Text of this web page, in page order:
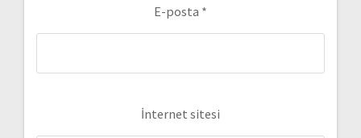
E-posta *
İnternet sitesi